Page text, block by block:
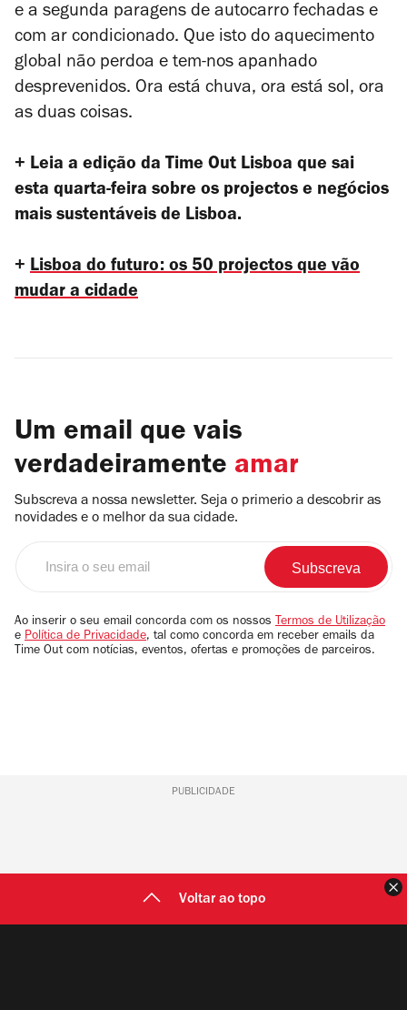
e a segunda paragens de autocarro fechadas e
com ar condicionado. Que isto do aquecimento
global não perdoa e tem-nos apanhado
desprevenidos. Ora está chuva, ora está sol, ora
as duas coisas.
+ Leia a edição da Time Out Lisboa que sai
esta quarta-feira sobre os projectos e negócios
mais sustentáveis de Lisboa.
+ Lisboa do futuro: os 50 projectos que vão
mudar a cidade
Um email que vais
verdadeiramente amar
Subscreva a nossa newsletter. Seja o primerio a descobrir as
novidades e o melhor da sua cidade.
email
Ao inserir o seu email concorda com os nossos Termos de Utilização
e Política de Privacidade, tal como concorda em receber emails da
Time Out com notícias, eventos, ofertas e promoções de parceiros.
PUBLICIDADE
Voltar ao topo